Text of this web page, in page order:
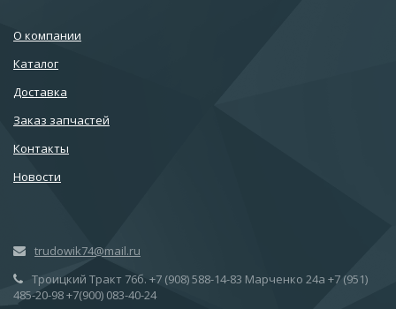
О компании
Каталог
Доставка
Заказ запчастей
Контакты
Новости
trudowik74@mail.ru
Троицкий Тракт 76б. +7 (908) 588-14-83 Марченко 24а +7 (951)
485-20-98 +7(900) 083-40-24